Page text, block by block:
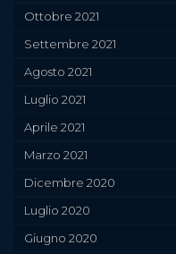
Ottobre 2021
Settembre 2021
Agosto 2021
Luglio 2021
Aprile 2021
Marzo 2021
Dicembre 2020
Luglio 2020
Giugno 2020